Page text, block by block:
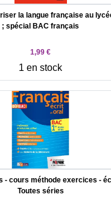
la langue française au
; spécial BAC français
1,99 €
1 en stock
- cours méthode exercices -
Toutes séries